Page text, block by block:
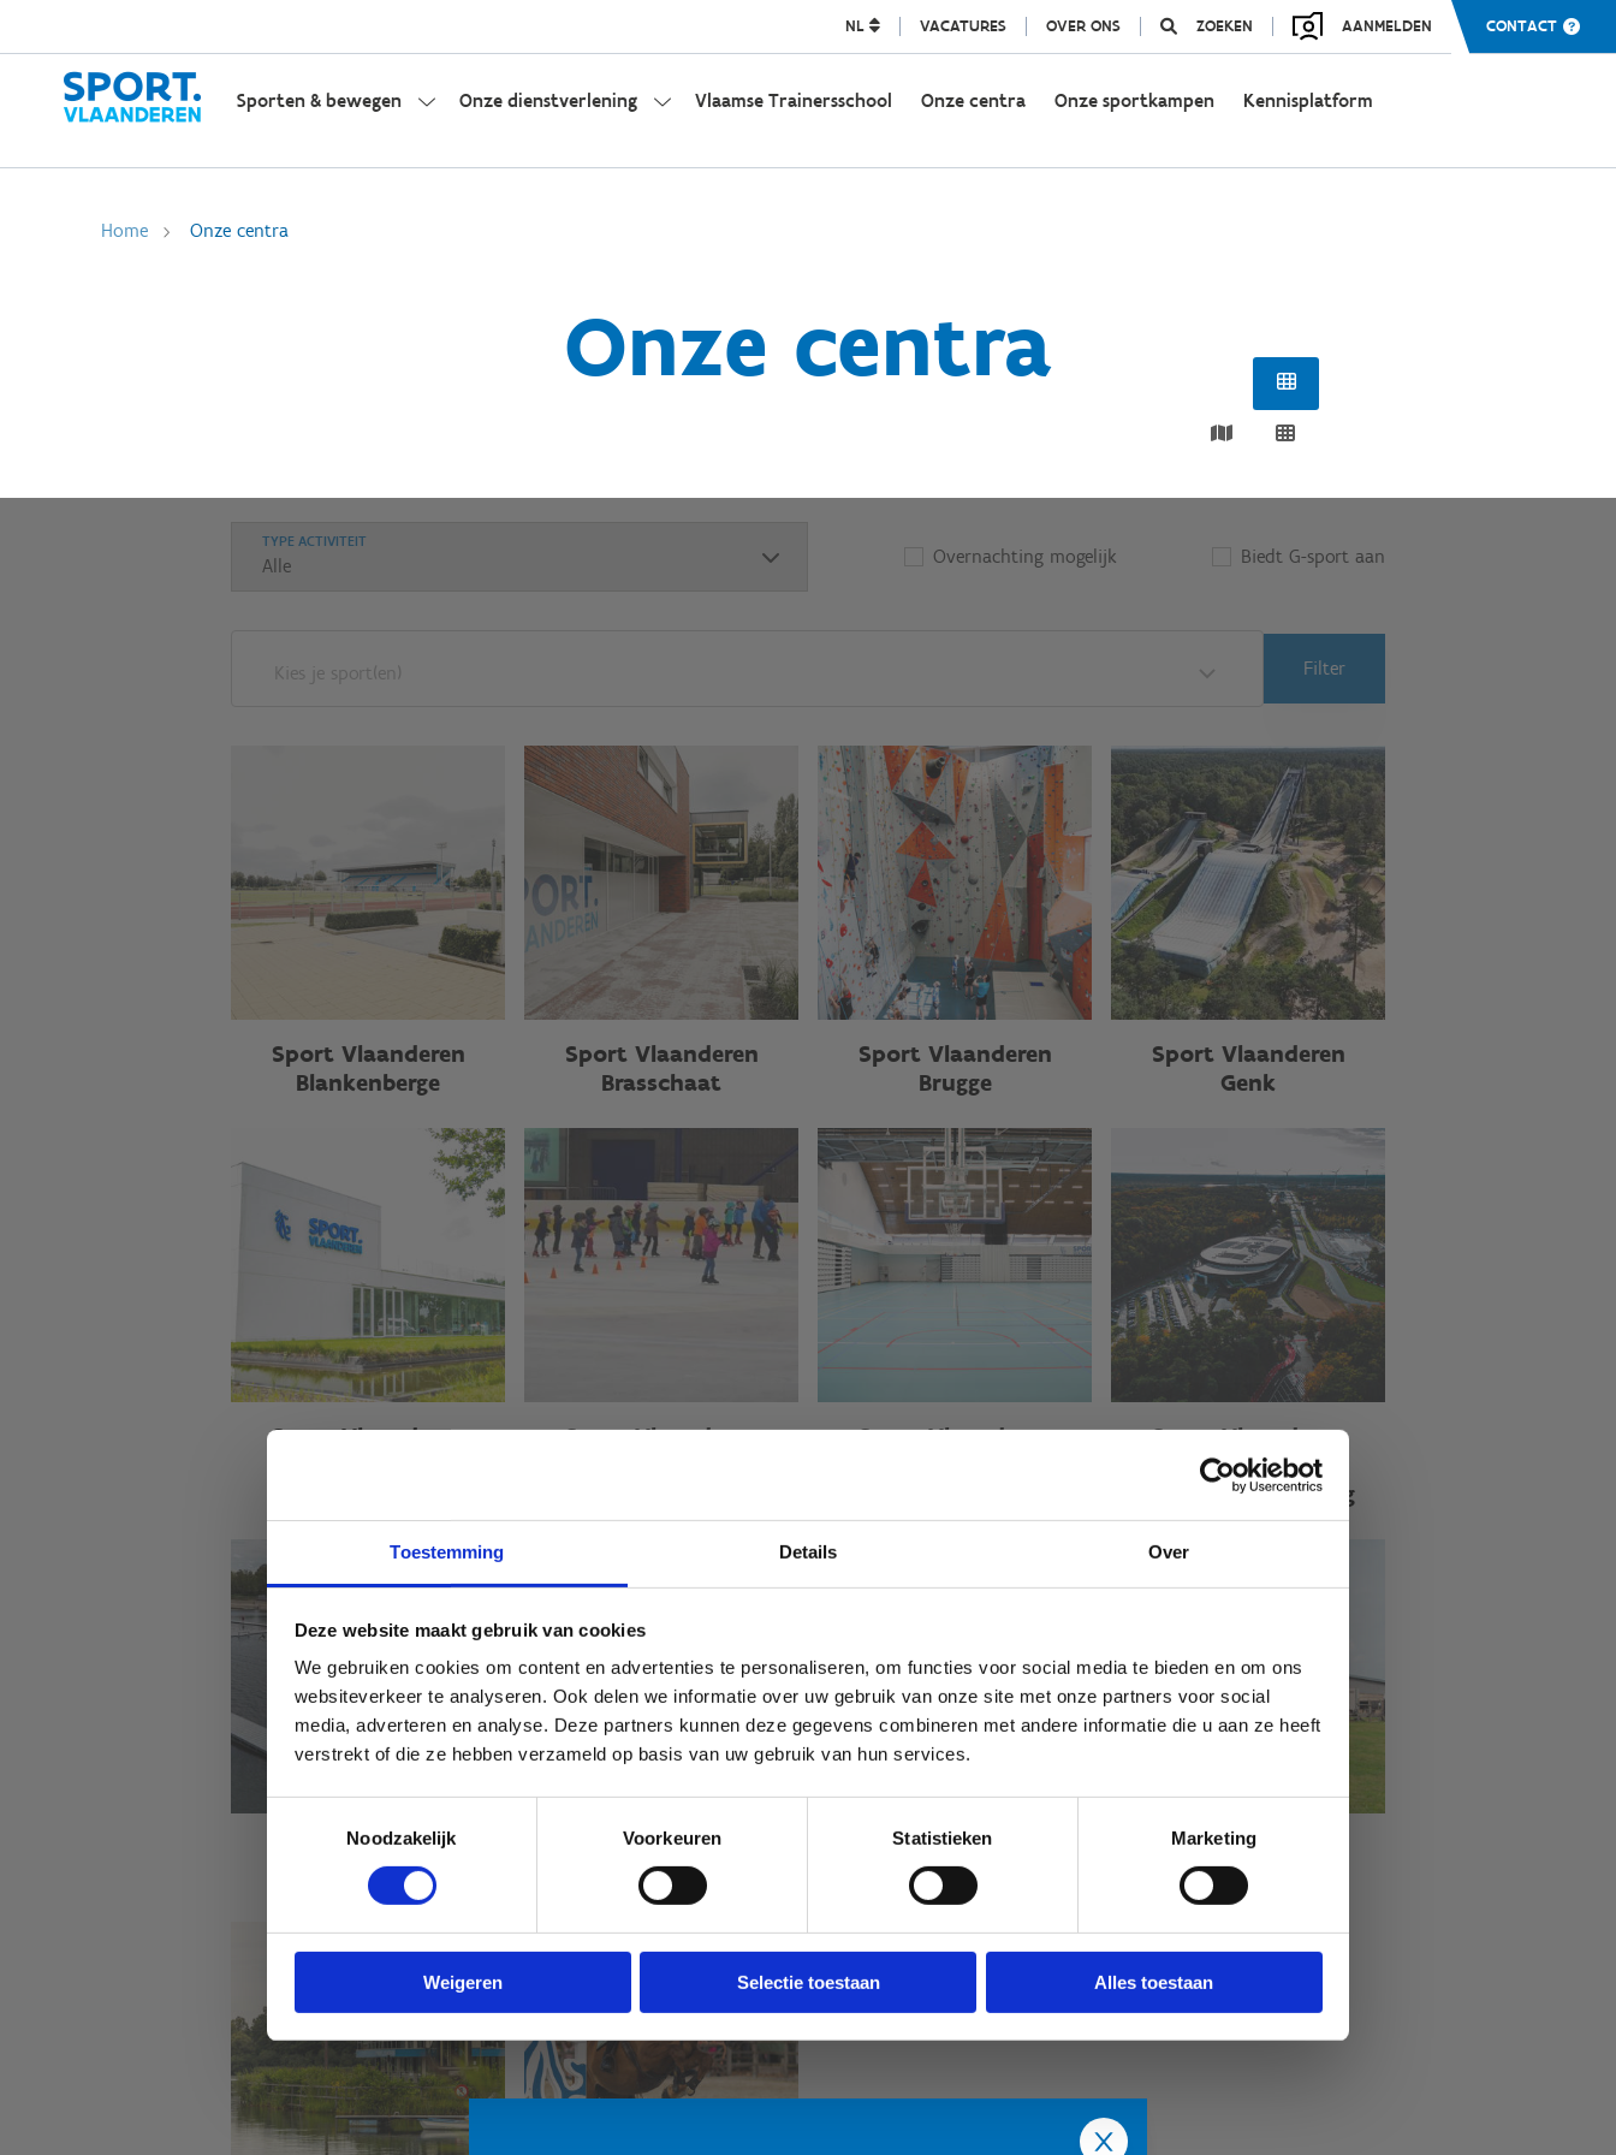
Toestemming Details Over
Deze website maakt gebruik van cookies
We gebruiken cookies om content en advertenties te personaliseren, om functies voor social media te bieden en om ons
websiteverkeer te analyseren. Ook delen we informatie over uw gebruik van onze site met onze partners voor social
media, adverteren en analyse. Deze partners kunnen deze gegevens combineren met andere informatie die u aan ze heeft
verstrekt of die ze hebben verzameld op basis van uw gebruik van hun services.
Toestemmingsselectie
Noodzakelijk
Voorkeuren Statistieken Marketing
Weigeren Selectie toestaan Alles toestaan
NL VACATURES OVER ONS ZOEKEN AANMELDEN CONTACT
Sporten & bewegen Onze dienstverlening Vlaamse Trainersschool Onze centra Onze sportkampen Kennisplatform
Home Onze centra
Onze centra
TYPE ACTIVITEIT
Overnachting mogelijk Biedt G-sport aan
Kies je sport(en) Filter
Sport Vlaanderen
Blankenberge
Sport Vlaanderen
Brasschaat
Sport Vlaanderen
Brugge
Sport Vlaanderen
Genk
Sport Vlaanderen
Sport Vlaanderen
Sport Vlaanderen
Sport Vlaanderen
Heusden-Zolder
Velodroom Limburg
Sport Vlaanderen
Hofstade
Sport Vlaanderen
Liedekerke
Sport Vlaanderen
Nieuwpoort
Sport Vlaanderen
Waregem